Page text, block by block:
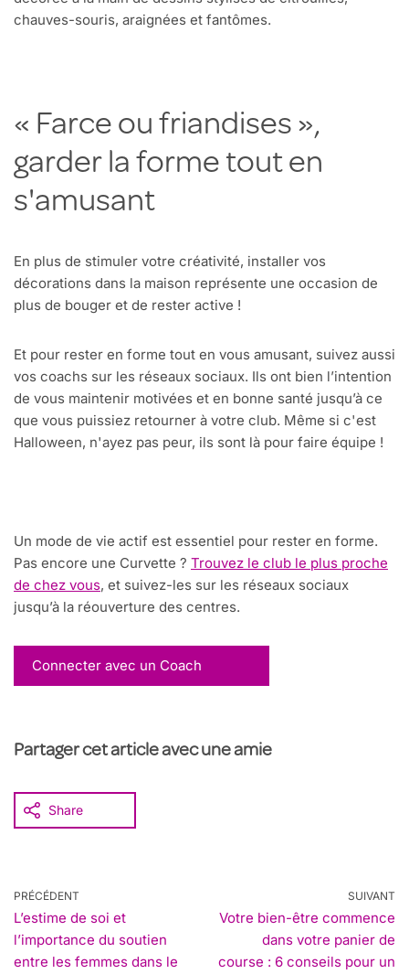
chauves-souris, araignées et fantômes.
« Farce ou friandises »,
garder la forme tout en
s'amusant
En plus de stimuler votre créativité, installer vos
décorations dans la maison représente une occasion de
plus de bouger et de rester active !
Et pour rester en forme tout en vous amusant, suivez aussi
vos coachs sur les réseaux sociaux. Ils ont bien l’intention
de vous maintenir motivées et en bonne santé jusqu’à ce
que vous puissiez retourner à votre club. Même si c'est
Halloween, n'ayez pas peur, ils sont là pour faire équipe !
Un mode de vie actif est essentiel pour rester en forme.
Pas encore une Curvette ? Trouvez le club le plus proche
de chez vous, et suivez-les sur les réseaux sociaux
jusqu’à la réouverture des centres.
Connecter avec un Coach
Partager cet article avec une amie
Share
PRÉCÉDENT
L’estime de soi et
l’importance du soutien
entre les femmes dans le
SUIVANT
Votre bien-être commence
dans votre panier de
course : 6 conseils pour un